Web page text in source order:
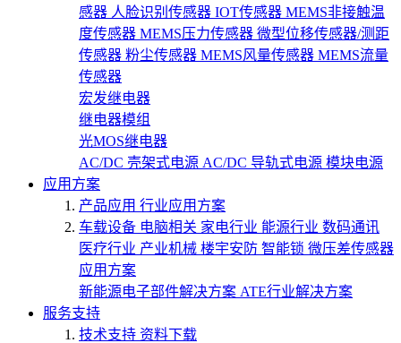
感器 人脸识别传感器 IOT传感器 MEMS非接触温
度传感器 MEMS压力传感器 微型位移传感器/测距
传感器 粉尘传感器 MEMS风量传感器 MEMS流量
传感器
宏发继电器
继电器模组
光MOS继电器
AC/DC 壳架式电源 AC/DC 导轨式电源 模块电源
应用方案
产品应用 行业应用方案
车载设备 电脑相关 家电行业 能源行业 数码通讯
医疗行业 产业机械 楼宇安防 智能锁 微压差传感器
应用方案
新能源电子部件解决方案 ATE行业解决方案
服务支持
技术支持 资料下载